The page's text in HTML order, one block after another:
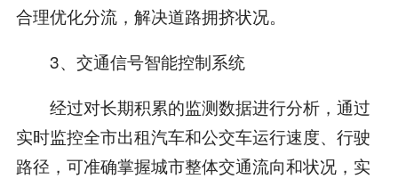
合理优化分流，解决道路拥挤状况。
3、交通信号智能控制系统
经过对长期积累的监测数据进行分析，通过
实时监控全市出租汽车和公交车运行速度、行驶
路径，可准确掌握城市整体交通流向和状况，实